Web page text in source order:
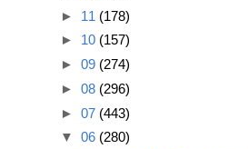
► 11 (178)
► 10 (157)
► 09 (274)
► 08 (296)
► 07 (443)
▼ 06 (280)